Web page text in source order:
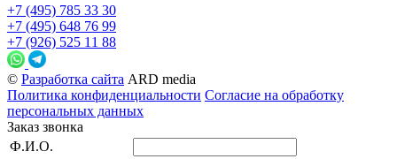
+7 (495) 785 33 30
+7 (495) 648 76 99
+7 (926) 525 11 88
© Разработка сайта ARD media
Политика конфиденциальности Согласие на обработку
персональных данных
Заказ звонка
Ф.И.О.